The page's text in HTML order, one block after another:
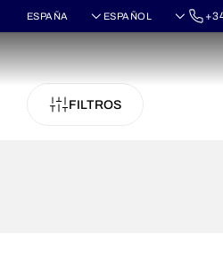
FILTROS